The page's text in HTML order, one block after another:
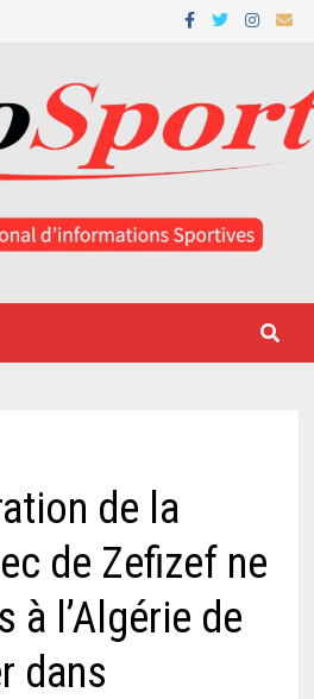
de la
de Zefizef ne
à l’Algérie de
dans